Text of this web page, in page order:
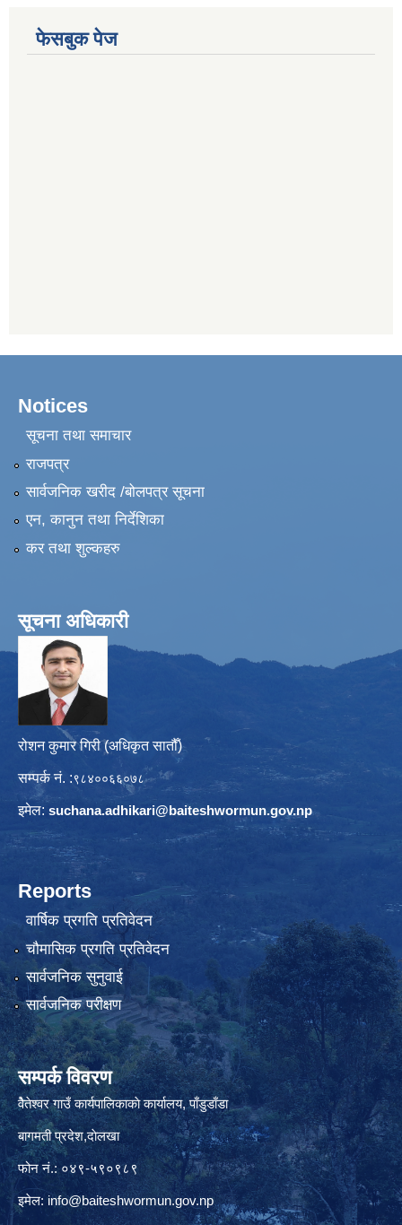
फेसबुक पेज
Notices
सूचना तथा समाचार
राजपत्र
सार्वजनिक खरीद /बोलपत्र सूचना
एन, कानुन तथा निर्देशिका
कर तथा शुल्कहरु
सूचना अधिकारी
रोशन कुमार गिरी (अधिकृत सातौँ)
सम्पर्क नं. :९८४००६६०७८
इमेल: suchana.adhikari@baiteshwormun.gov.np
Reports
वार्षिक प्रगति प्रतिवेदन
चौमासिक प्रगति प्रतिवेदन
सार्वजनिक सुनुवाई
सार्वजनिक परीक्षण
सम्पर्क विवरण
वैेतेश्वर गाउँ कार्यपालिकाकाे कार्यालय, पाँडुडाँडा
बागमती‌ प्रदेश,दाेलखा
फोन नं.: ०४९-५९०९८९
इमेल: info@baiteshwormun.gov.np